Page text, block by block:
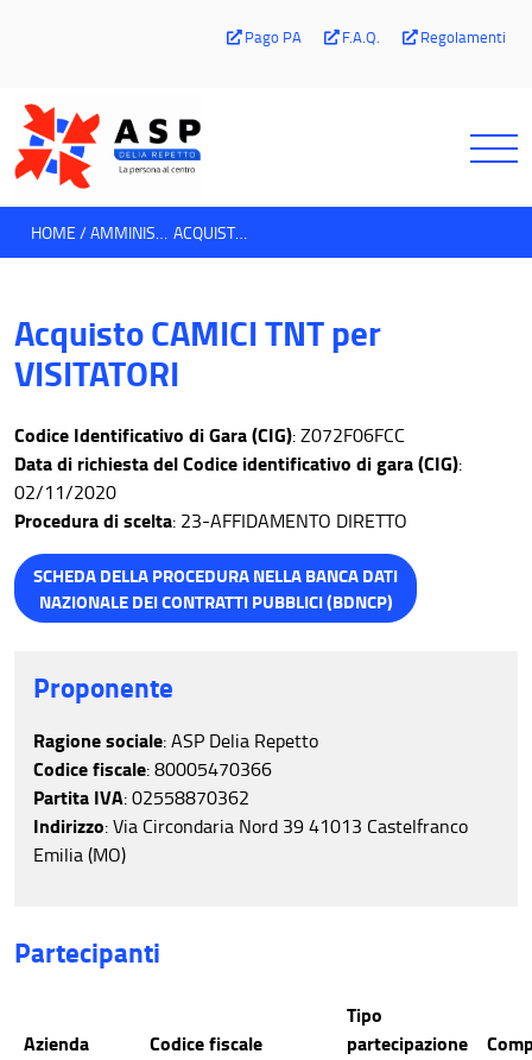
Pago PA F.A.Q. Regolamenti
HOME ACQUISTO CAMICI TNT PER VISITATORI
Acquisto CAMICI TNT per
VISITATORI
Codice Identificativo di Gara (CIG): Z072F06FCC
Data di richiesta del Codice identificativo di gara (CIG):
02/11/2020
Procedura di scelta: 23-AFFIDAMENTO DIRETTO
SCHEDA DELLA PROCEDURA NELLA BANCA DATI
NAZIONALE DEI CONTRATTI PUBBLICI (BDNCP)
Proponente
Ragione sociale: ASP Delia Repetto
Codice fiscale: 80005470366
Partita IVA: 02558870362
Indirizzo: Via Circondaria Nord 39 41013 Castelfranco
Emilia (MO)
Partecipanti
Azienda Codice fiscale
Tipo
partecipazione